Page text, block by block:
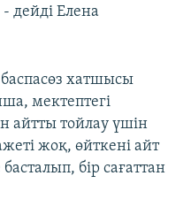
дейді Елена
баспасөз хатшысы
мектептегі
айтты тойлау үшін
жоқ, өйткені айт
бір сағаттан